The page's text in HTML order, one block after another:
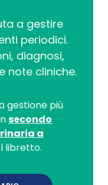
a gestire
periodici.
diagnosi,
note cliniche.
gestione più
secondo
a
libretto.